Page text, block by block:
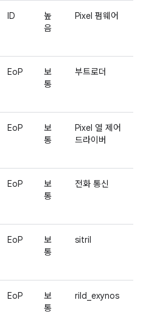
ID
높
음
Pixel 펌웨어
EoP
보
통
부트로더
EoP
보
통
Pixel 열 제어
드라이버
EoP
보
통
전화 통신
EoP
보
통
sitril
EoP
보
통
rild_exynos